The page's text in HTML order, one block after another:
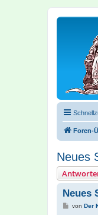
Foren-
Neues
Neues
Bvon Der